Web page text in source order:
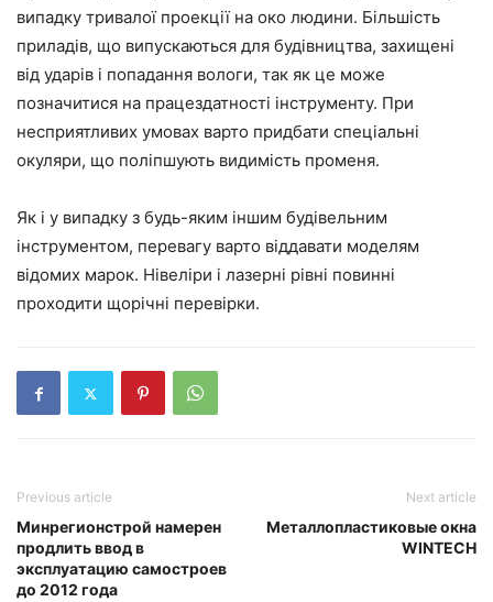
випадку тривалої проекції на око людини. Більшість
приладів, що випускаються для будівництва, захищені
від ударів і попадання вологи, так як це може
позначитися на працездатності інструменту. При
несприятливих умовах варто придбати спеціальні
окуляри, що поліпшують видимість променя.
Як і у випадку з будь-яким іншим будівельним
інструментом, перевагу варто віддавати моделям
відомих марок. Нівеліри і лазерні рівні повинні
проходити щорічні перевірки.
Previous article
Минрегионстрой намерен
продлить ввод в
эксплуатацию самостроев
до 2012 года
Next article
Металлопластиковые окна
WINTECH